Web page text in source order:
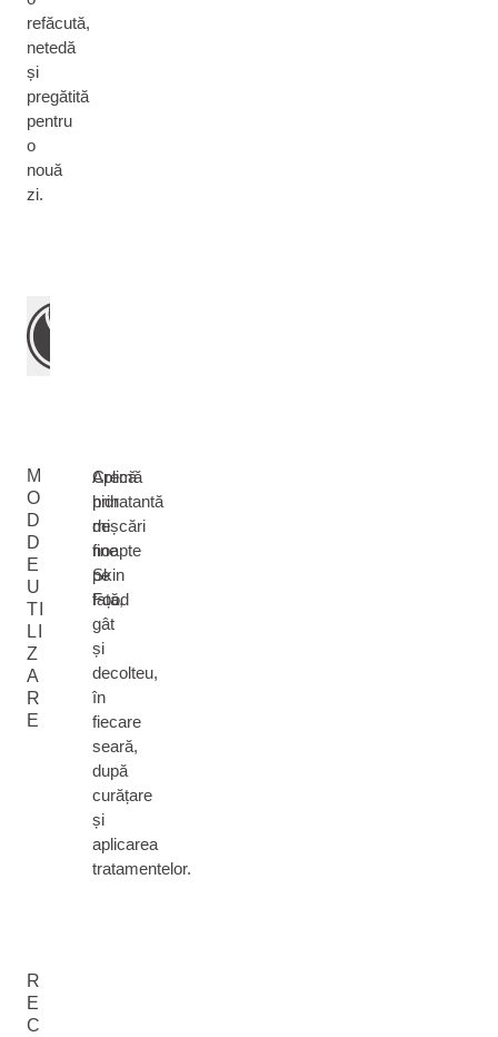
refăcută,
netedă
și
pregătită
pentru
o
nouă
zi.
M
O
D
D
E
U
TI
LI
Z
A
R
E
Cremă
hidratantă
de
noapte
Skin
Food
Aplică
prin
mișcări
fine
pe
față,
gât
și
decolteu,
în
fiecare
seară,
după
curățare
și
aplicarea
tratamentelor.
R
E
C